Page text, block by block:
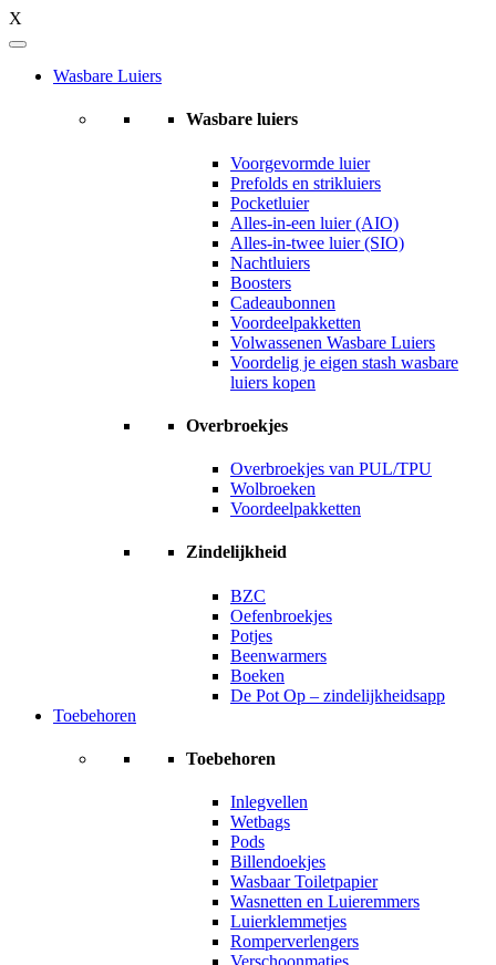
X
Wasbare Luiers
Wasbare luiers
Voorgevormde luier
Prefolds en strikluiers
Pocketluier
Alles-in-een luier (AIO)
Alles-in-twee luier (SIO)
Nachtluiers
Boosters
Cadeaubonnen
Voordeelpakketten
Volwassenen Wasbare Luiers
Voordelig je eigen stash wasbare
luiers kopen
Overbroekjes
Overbroekjes van PUL/TPU
Wolbroeken
Voordeelpakketten
Zindelijkheid
BZC
Oefenbroekjes
Potjes
Beenwarmers
Boeken
De Pot Op – zindelijkheidsapp
Toebehoren
Toebehoren
Inlegvellen
Wetbags
Pods
Billendoekjes
Wasbaar Toiletpapier
Wasnetten en Luieremmers
Luierklemmetjes
Romperverlengers